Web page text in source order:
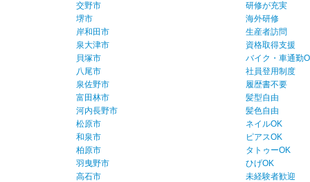
交野市
堺市
岸和田市
泉大津市
貝塚市
八尾市
泉佐野市
富田林市
河内長野市
松原市
和泉市
柏原市
羽曳野市
高石市
研修が充実
海外研修
生産者訪問
資格取得支援
バイク・車通勤
社員登用制度
履歴書不要
髪型自由
髪色自由
ネイルOK
ピアスOK
タトゥーOK
ひげOK
未経験者歓迎